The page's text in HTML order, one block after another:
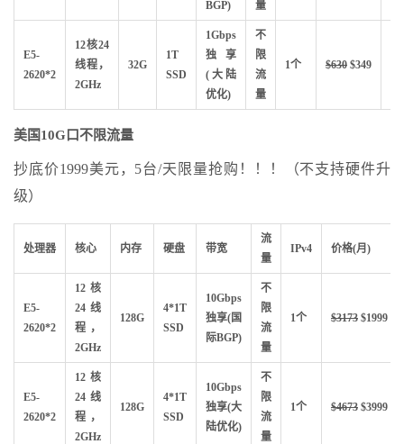
BGP) 量
E5-
2620*2
12核24
线程，
2GHz
32G
1T
SSD
1Gbps
独享
(大陆
优化)
不
限
流
量
1个 $630 $349
美国10G口不限流量
抄底价1999美元，5台/天限量抢购！！！（不支持硬件升
级）
处理器 核心 内存 硬盘 带宽
流
量
IPv4 价格(月)
E5-
2620*2
12核
24线
程，
2GHz
128G
4*1T
SSD
10Gbps
独享(国
际BGP)
不
限
流
量
1个 $3173 $1999
E5-
2620*2
12核
24线
程，
2GHz
128G
4*1T
SSD
10Gbps
独享(大
陆优化)
不
限
流
量
1个 $4673 $3999